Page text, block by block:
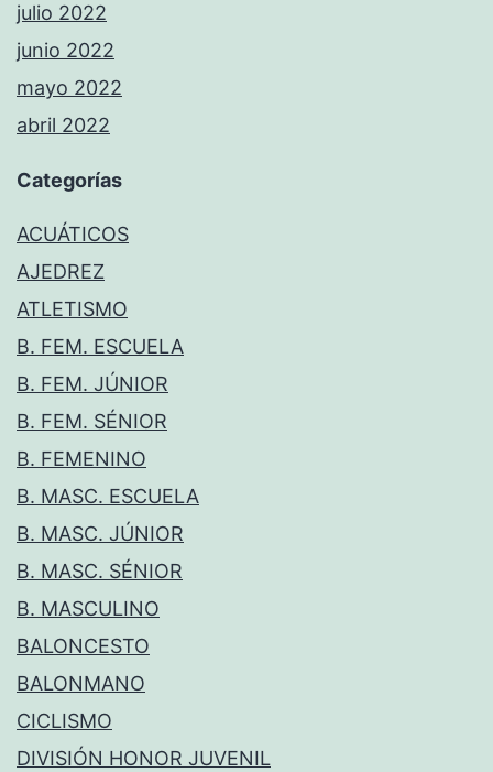
julio 2022
junio 2022
mayo 2022
abril 2022
Categorías
ACUÁTICOS
AJEDREZ
ATLETISMO
B. FEM. ESCUELA
B. FEM. JÚNIOR
B. FEM. SÉNIOR
B. FEMENINO
B. MASC. ESCUELA
B. MASC. JÚNIOR
B. MASC. SÉNIOR
B. MASCULINO
BALONCESTO
BALONMANO
CICLISMO
DIVISIÓN HONOR JUVENIL